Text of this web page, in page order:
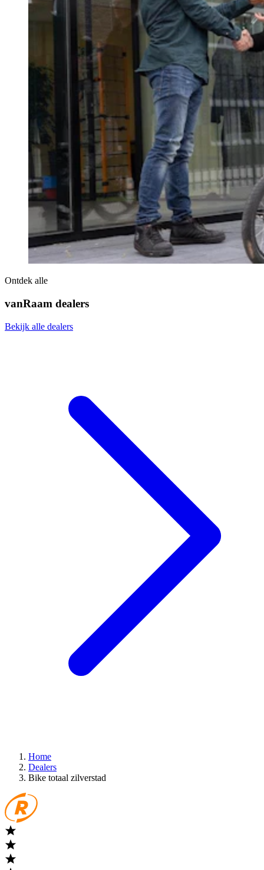
Ontdek alle
vanRaam dealers
Bekijk alle dealers
Home
Dealers
Bike totaal zilverstad